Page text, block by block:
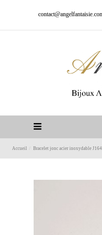
Accueil Bracelet jonc acier inoxydable J164